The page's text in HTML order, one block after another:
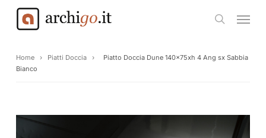
content
search
Home › Piatti Doccia ›
Piatto Doccia Dune 140x75xh 4 Ang sx Sabbia
Bianco